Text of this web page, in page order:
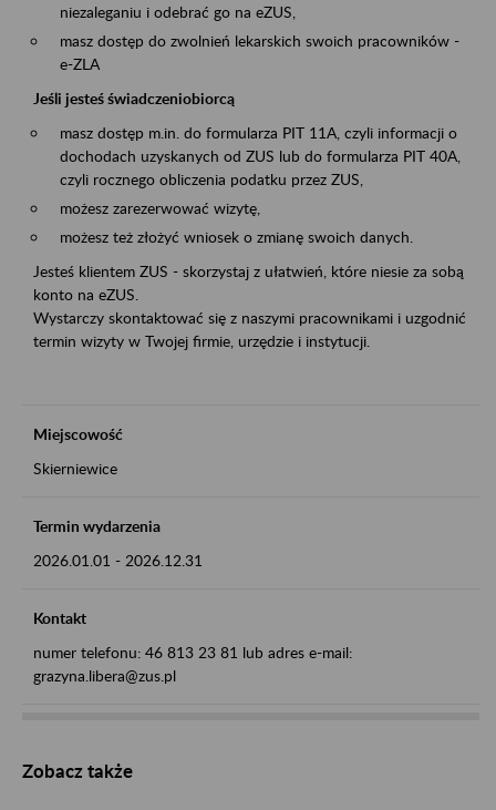
niezaleganiu i odebrać go na eZUS,
masz dostęp do zwolnień lekarskich swoich pracowników -
e-ZLA
Jeśli jesteś świadczeniobiorcą
masz dostęp m.in. do formularza PIT 11A, czyli informacji o
dochodach uzyskanych od ZUS lub do formularza PIT 40A,
czyli rocznego obliczenia podatku przez ZUS,
możesz zarezerwować wizytę,
możesz też złożyć wniosek o zmianę swoich danych.
Jesteś klientem ZUS - skorzystaj z ułatwień, które niesie za sobą
konto na eZUS.
Wystarczy skontaktować się z naszymi pracownikami i uzgodnić
termin wizyty w Twojej firmie, urzędzie i instytucji.
Miejscowość
Skierniewice
Termin wydarzenia
2026.01.01 - 2026.12.31
Kontakt
numer telefonu: 46 813 23 81 lub adres e-mail:
grazyna.libera@zus.pl
Zobacz także